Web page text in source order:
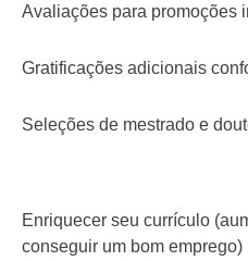
Avaliações para promoções
Gratificações adicionais
Seleções de mestrado e
Enriquecer seu currículo
conseguir um bom emprego)